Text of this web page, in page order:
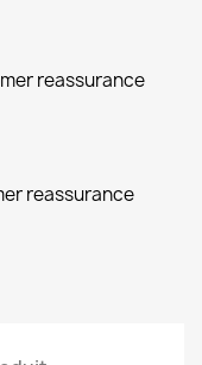
reassurance
reassurance